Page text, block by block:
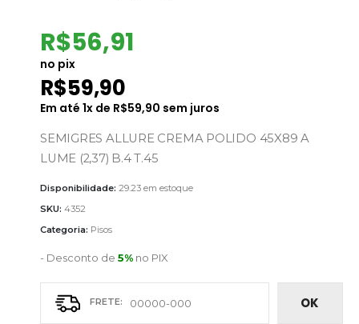
R$56,91
no pix
R$59,90
Em até 1x de R$59,90 sem juros
SEMIGRES ALLURE CREMA POLIDO 45X89 A
LUME (2,37) B.4 T.45
Disponibilidade: 29.23 em estoque
SKU: 4352
Categoria: Pisos
- Desconto de 5% no PIX
OK